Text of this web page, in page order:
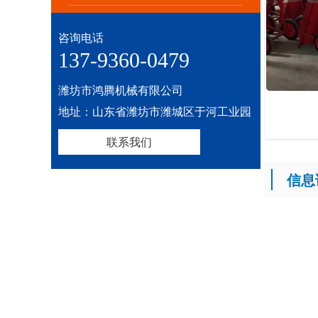
咨询电话
137-9360-0479
潍坊市鸿腾机械有限公司
地址：山东省潍坊市潍城区于河工业园
联系我们
信